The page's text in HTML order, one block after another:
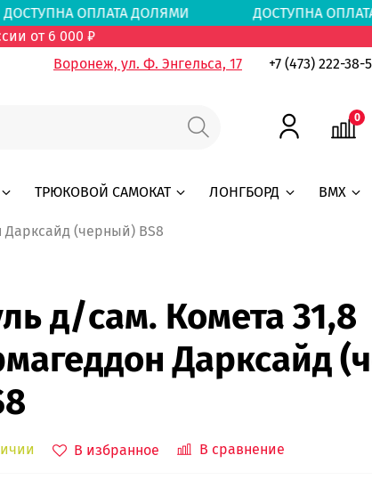
ДОСТУПНА ОПЛАТА ДОЛЯМИ ДОСТУПНА
от 6 000 ₽
Воронеж, ул. Ф. Энгельса, 17 +7 (473) 222-38-
0
ТРЮКОВОЙ САМОКАТ ЛОНГБОРД BMX
Дарксайд (черный) BS8
д/сам. Комета 31,8
Дарксайд
В избранное В сравнение